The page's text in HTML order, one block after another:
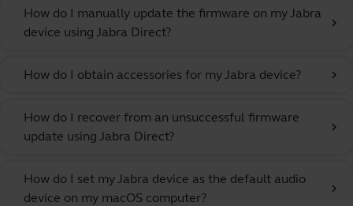
How do I manually update the firmware on my Jabra
device using Jabra Direct?
chevron_right
How do I obtain accessories for my Jabra device? chevron_right
How do I recover from an unsuccessful firmware
update using Jabra Direct?
chevron_right
How do I set my Jabra device as the default audio
device on my macOS computer?
chevron_right